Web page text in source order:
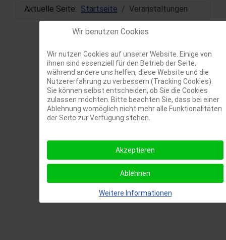
Aktuelle Seite: Startseite Veranstaltungen
Wir benutzen Cookies
Wir nutzen Cookies auf unserer Website. Einige von
ihnen sind essenziell für den Betrieb der Seite,
während andere uns helfen, diese Website und die
Nutzererfahrung zu verbessern (Tracking Cookies).
Sie können selbst entscheiden, ob Sie die Cookies
zulassen möchten. Bitte beachten Sie, dass bei einer
Ablehnung womöglich nicht mehr alle Funktionalitäten
der Seite zur Verfügung stehen.
Akzeptieren
Ablehnen
Weitere Informationen